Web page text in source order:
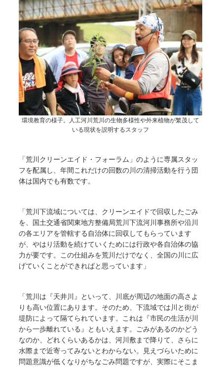
環境教育の様子。人工河川荒川の生物多様性や外来植物が繁茂して
いる現状を説明するスタッフ
「荒川クリーンエイド・フォーラム」のように専属スタッ
フを配属し、年間これだけの回数の川の清掃活動を行う団
体は国内でも有数です。
「荒川下流域については、クリーンエイドで回収したごみ
を、国土交通省関東地方整備局荒川下流河川事務所や沿川
の各エリアを管轄する自治体に回収してもらっています
が、やはり活動を続けていくためには行政や各自治体の協
力が要です。この仕組みを荒川だけでなく、全国の川に広
げていくことができればと思っています」
「荒川は『天井川』といって、川底が周辺の地面の高さよ
りも高い位置にあります。そのため、下流域では川と街が
堤防によって隔てられています。これは『市民の生活が川
から一歩離れている』ともいえます。ごみがあるのかどう
なのか、どれくらいあるかは、河川敷まで降りて、さらに
水際まで近寄ってみないとわからない。見えづらいために
問題意識が低くなりがちなごみ問題ですが、実際にそこま